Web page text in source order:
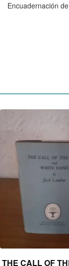
Encuadernación
THE CALL OF